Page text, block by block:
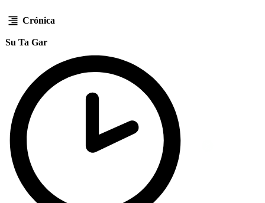
Crónica
Su Ta Gar